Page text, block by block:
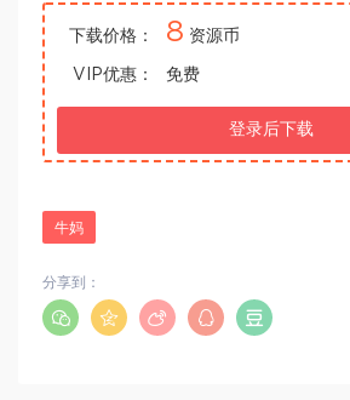
下载价格： 8 资源币
VIP优惠： 免费
登录后下载
牛妈
分享到：